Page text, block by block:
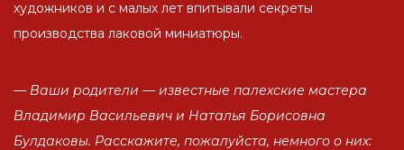
художников и с малых лет впитывали секреты
производства лаковой миниатюры.
— Ваши родители — известные палехские мастера
Владимир Васильевич и Наталья Борисовна
Булдаковы. Расскажите, пожалуйста, немного о них: